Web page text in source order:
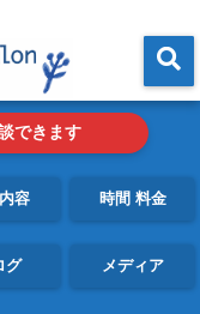
できます
容 時間 料金
グ メディア